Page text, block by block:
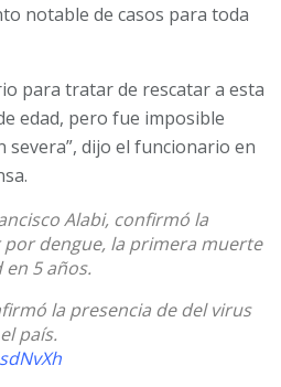
notable de casos para toda
para tratar de rescatar a esta
edad, pero fue imposible
severa”, dijo el funcionario en
Alabi, confirmó la
dengue, la primera muerte
5 años.
la presencia de del virus
país.